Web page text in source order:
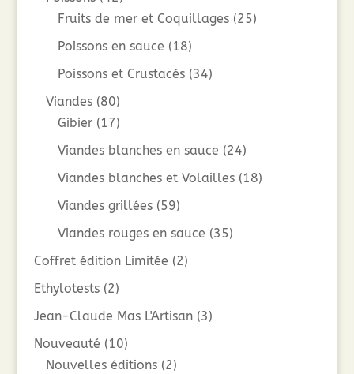
Fruits de mer et Coquillages (25)
Poissons en sauce (18)
Poissons et Crustacés (34)
Viandes (80)
Gibier (17)
Viandes blanches en sauce (24)
Viandes blanches et Volailles (18)
Viandes grillées (59)
Viandes rouges en sauce (35)
Coffret édition Limitée (2)
Ethylotests (2)
Jean-Claude Mas L'Artisan (3)
Nouveauté (10)
Nouvelles éditions (2)